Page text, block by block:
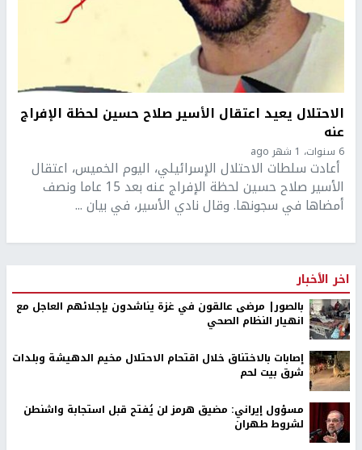
الاحتلال يعيد اعتقال الأسير صلاح حسين لحظة الإفراج
عنه
6 سنوات، 1 شهر ago
أعادت سلطات الاحتلال الإسرائيلي، اليوم الخميس، اعتقال
الأسير صلاح حسين لحظة الإفراج عنه بعد 15 عاما ونصف
أمضاها في سجونها. وقال نادي الأسير، في بيان ...
اخر الأخبار
بالصور| مرضى عالقون في غزة يناشدون بإجلائهم العاجل مع
انهيار النظام الصحي
إصابات بالاختناق خلال اقتحام الاحتلال مخيم الدهيشة وبلدات
شرق بيت لحم
مسؤول إيراني: مضيق هرمز لن يُفتح قبل استجابة واشنطن
لشروط طهران